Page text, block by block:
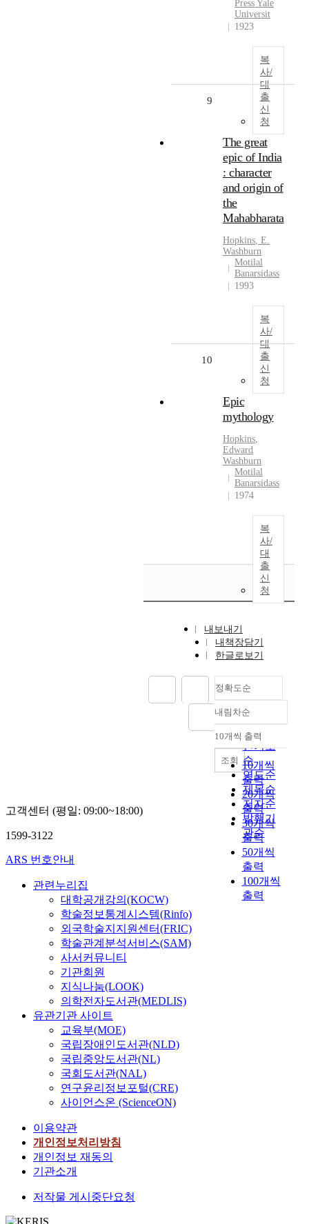
Press Yale
Universit
1923
복
사/
대
출
신
청
9
The great
epic of India
: character
and origin of
the
Mahabharata
Hopkins, E.
Washburn
Motilal
Banarsidass
1993
복
사/
대
출
신
청
10
Epic
mythology
Hopkins,
Edward
Washburn
Motilal
Banarsidass
1974
복
사/
대
출
신
청
내보내기
내책장담기
한글로보기
정확도순
정확도
순
인기도
순
연도순
제목순
저자순
발행기
관순
내림차순
내림차순
10개씩 출력
10개씩
출력
20개씩
출력
30개씩
출력
50개씩
출력
100개씩
출력
조회
고객센터 (평일: 09:00~18:00)
1599-3122
ARS 번호안내
관련누리집
대학공개강의(KOCW)
학술정보통계시스템(Rinfo)
외국학술지지원센터(FRIC)
학술관계분석서비스(SAM)
사서커뮤니티
기관회원
지식나눔(LOOK)
의학전자도서관(MEDLIS)
유관기관 사이트
교육부(MOE)
국립장애인도서관(NLD)
국립중앙도서관(NL)
국회도서관(NAL)
연구윤리정보포털(CRE)
사이언스온 (ScienceON)
이용약관
개인정보처리방침
개인정보 재동의
기관소개
저작물 게시중단요청